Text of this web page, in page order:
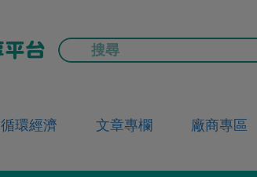
循環經濟 文章專欄 廠商專區